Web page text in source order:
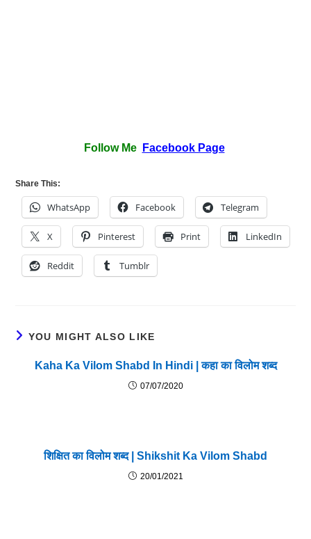
Follow Me Facebook Page
Share This:
WhatsApp Facebook Telegram
X Pinterest Print LinkedIn
Reddit Tumblr
YOU MIGHT ALSO LIKE
Kaha Ka Vilom Shabd In Hindi | कहा का विलोम शब्द
07/07/2020
शिक्षित का विलोम शब्द | Shikshit Ka Vilom Shabd
20/01/2021